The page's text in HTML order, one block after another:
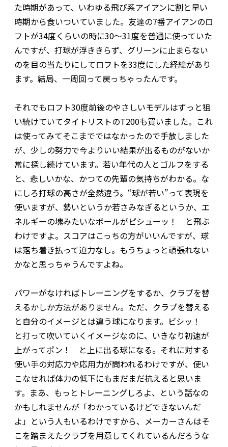
た時期があって、いわゆる飛び系アイアンに割と早い
時期から食いついていました。友達の7番アイアンのロ
フトが34度くらいの時に30〜31度を普通に使っていた
んですが、打球が浮ききらず、グリーンに止まらない
のを目の当たりにしてロフトを33度にした経緯があり
ます。結局、一周回って戻っちゃったんです。
それでもロフト30度前後のやさしいモデルはずっと狙
い続けていてタイトリストのT200も買いました。これ
は使ってみてそこまでではなかったので手放しました
が、少しの努力で今よりいい結果が出るものがないか
常に探し続けています。若い年代の人とゴルフをする
と、悲しいかな、かつての先輩の気持ちがわかる。な
にしろ打球の高さが全然違う。“球が若い”って表現を
使いますが、勢いというか若さみなぎるというか、エ
ネルギーの塊みたいなボールがピシューッ！ と飛ぶ
わけですよ。スコアはこっちの方がいいんですが、球
は落ち着き払って迫力なし。もうちょっと頑張れない
かなと思っちゃうんですよね。
パワーがなければトレーニングをするか、クラブを替
えるかしか方法がありません。ただ、クラブを替える
と自分のイメージとは違う球になります。ビシッ！
と打って吹いていくイメージなのに、いきなり初速が
上がってポン！ と上に出る球になる。それに対する
使い手の対応力や応用力が問われるわけですが、使い
こなせれば体力の低下にもまだまだ抗えると思いま
す。まあ、もっとトレーニングしろよ、という話なの
かもしれませんが「わかっているけどできないんだ
よ」という人もいるわけですから、メーカーさんはそ
こを踏まえたクラブを用意してくれているんだろうな